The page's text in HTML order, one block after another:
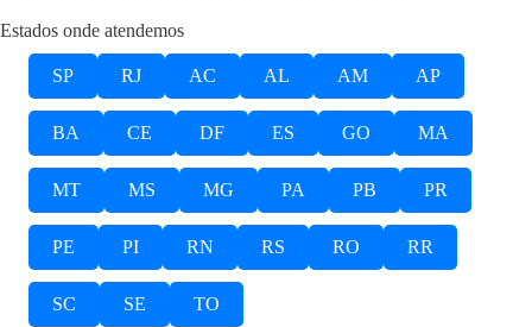
Estados onde atendemos
SP RJ AC AL AM AP
BA CE DF ES GO MA
MT MS MG PA PB PR
PE PI RN RS RO RR
SC SE TO